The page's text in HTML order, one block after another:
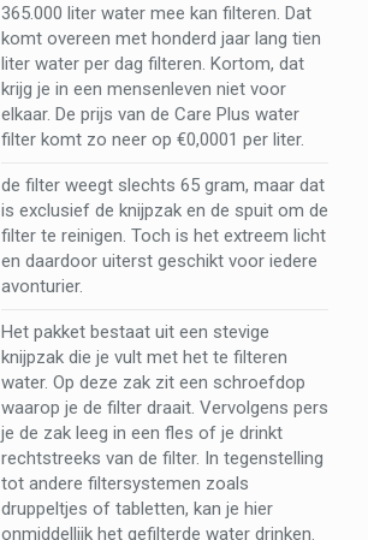
365.000 liter water mee kan filteren. Dat
komt overeen met honderd jaar lang tien
liter water per dag filteren. Kortom, dat
krijg je in een mensenleven niet voor
elkaar. De prijs van de Care Plus water
filter komt zo neer op €0,0001 per liter.
de filter weegt slechts 65 gram, maar dat
is exclusief de knijpzak en de spuit om de
filter te reinigen. Toch is het extreem licht
en daardoor uiterst geschikt voor iedere
avonturier.
Het pakket bestaat uit een stevige
knijpzak die je vult met het te filteren
water. Op deze zak zit een schroefdop
waarop je de filter draait. Vervolgens pers
je de zak leeg in een fles of je drinkt
rechtstreeks van de filter. In tegenstelling
tot andere filtersystemen zoals
druppeltjes of tabletten, kan je hier
onmiddellijk het gefilterde water drinken.